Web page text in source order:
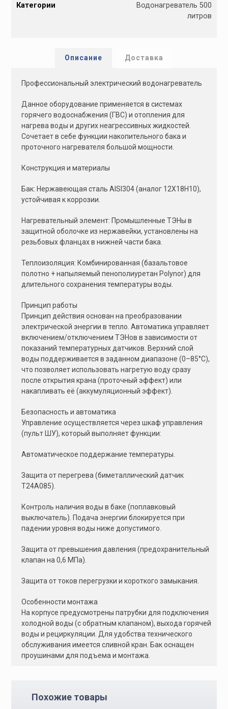
tКатегории
Водонагреватель 500
литров
Описание Доставка
Профессиональный электрический водонагреватель
Данное оборудование применяется в системах
горячего водоснабжения (ГВС) и отопления для
нагрева воды и других неагрессивных жидкостей.
Сочетает в себе функции накопительного бака и
проточного нагревателя большой мощности.
Конструкция и материалы
Бак: Нержавеющая сталь AISI304 (аналог 12Х18Н10),
устойчивая к коррозии.
Нагревательный элемент: Промышленные ТЭНы в
защитной оболочке из нержавейки, установлены на
резьбовых фланцах в нижней части бака.
Теплоизоляция: Комбинированная (базальтовое
полотно + напыляемый пенополиуретан Polynor) для
длительного сохранения температуры воды.
Принцип работы
Принцип действия основан на преобразовании
электрической энергии в тепло. Автоматика управляет
включением/отключением ТЭНов в зависимости от
показаний температурных датчиков. Верхний слой
воды поддерживается в заданном диапазоне (0–85°C),
что позволяет использовать нагретую воду сразу
после открытия крана (проточный эффект) или
накапливать её (аккумуляционный эффект).
Безопасность и автоматика
Управление осуществляется через шкаф управления
(пульт ШУ), который выполняет функции:
Автоматическое поддержание температуры.
Защита от перегрева (биметаллический датчик
Т24А085).
Контроль наличия воды в баке (поплавковый
выключатель). Подача энергии блокируется при
падении уровня воды ниже допустимого.
Защита от превышения давления (предохранительный
клапан на 0,6 МПа).
Защита от токов перегрузки и короткого замыкания.
Особенности монтажа
На корпусе предусмотрены патрубки для подключения
холодной воды (с обратным клапаном), выхода горячей
воды и рециркуляции. Для удобства технического
обслуживания имеется сливной кран. Бак оснащен
проушинами для подъема и монтажа.
Похожие товары